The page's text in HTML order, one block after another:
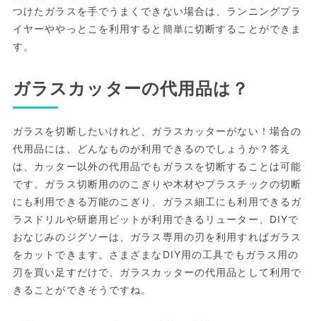
つけたガラスを手でうまくできない場合は、ランニングプラ
イヤーややっとこを利用すると簡単に切断することができま
す。
ガラスカッターの代用品は？
ガラスを切断したいけれど、ガラスカッターがない！場合の
代用品には、どんなものが利用できるのでしょうか？答え
は、カッター以外の代用品でもガラスを切断することは可能
です。ガラス切断用ののこぎりや木材やプラスチックの切断
にも利用できる万能のこぎり、ガラス細工にも利用できるガ
ラスドリルや研磨用ビットが利用できるリューター、DIYで
おなじみのジグソーは、ガラス専用の刃を利用すればガラス
をカットできます。さまざまなDIY用の工具でもガラス用の
刃を買い足すだけで、ガラスカッターの代用品として利用で
きることができそうですね。